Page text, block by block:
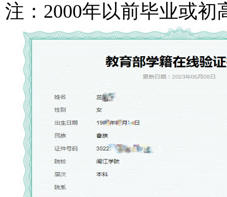
注：2000年以前毕业或初